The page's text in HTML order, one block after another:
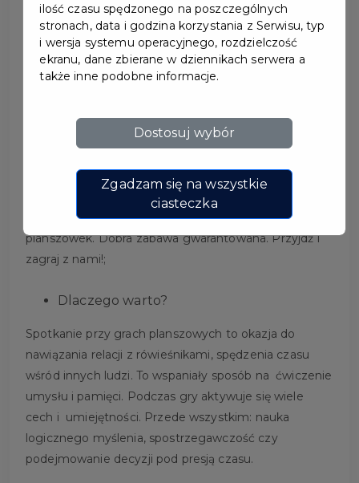
ZAPRASZAMY NA
Dla kogo?
Dla wszystkich. Dla każdego, kto ma ochotę spędzić
miło czas. Spotkanie przeznaczone jest zarówno dla
początkujących graczy, jak i też dla mistrzów
planszówek. Dobra zabawa gwarantowana. Przyjdź i
zagraj z nami!;
Dlaczego warto?
Spotkanie przy grach planszowych to okazja do
nawiązania relacji z rówieśnikami, spędzenia czasu
wśród innych ludzi. To wspaniały sposób na ćwiczenie
umysłu i pamięci. Podczas gry aktywuje się wiele
cech i umiejętności. Przede wszystkim: nauka
logicznego myślenia, spostrzegawczość czy
podejmowanie decyzji pod presją czasu.
ilość czasu spędzonego na poszczególnych
stronach, data i godzina korzystania z Serwisu, typ
i wersja systemu operacyjnego, rozdzielczość
ekranu, dane zbierane w dziennikach serwera a
także inne podobne informacje.
Dostosuj wybór
Zgadzam się na wszystkie
ciasteczka